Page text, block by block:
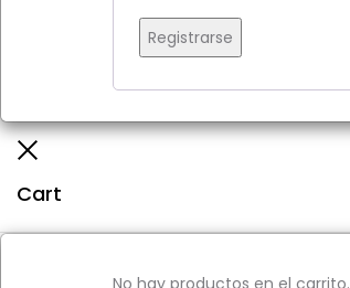
Registrarse
Cart